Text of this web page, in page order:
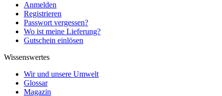
Anmelden
Registrieren
Passwort vergessen?
Wo ist meine Lieferung?
Gutschein einlösen
Wissenswertes
Wir und unsere Umwelt
Glossar
Magazin